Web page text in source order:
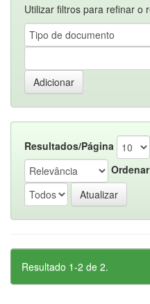
Utilizar filtros para refinar o
Resultados/Página
Ordenar
Resultado 1-2 de 2.